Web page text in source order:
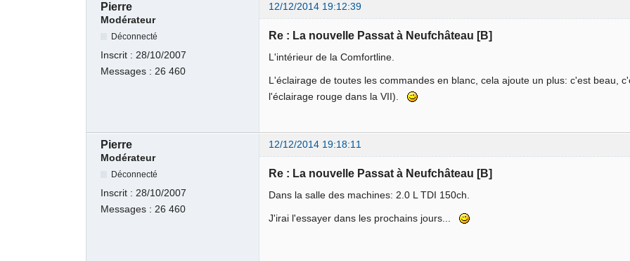
Pierre
12/12/2014 19:12:39
Modérateur
Déconnecté
Inscrit : 28/10/2007
Messages : 26 460
Re : La nouvelle Passat à Neufchâteau [B]
L'intérieur de la Comfortline.
L'éclairage de toutes les commandes en blanc, cela ajoute un plus: c'est beau,
l'éclairage rouge dans la VII).
Pierre
12/12/2014 19:18:11
Modérateur
Déconnecté
Inscrit : 28/10/2007
Messages : 26 460
Re : La nouvelle Passat à Neufchâteau [B]
Dans la salle des machines: 2.0 L TDI 150ch.
J'irai l'essayer dans les prochains jours...